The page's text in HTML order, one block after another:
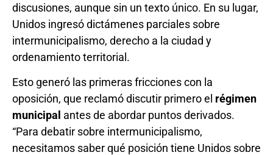
discusiones, aunque sin un texto único. En su lugar,
Unidos ingresó dictámenes parciales sobre
intermunicipalismo, derecho a la ciudad y
ordenamiento territorial.
Esto generó las primeras fricciones con la
oposición, que reclamó discutir primero el régimen
municipal antes de abordar puntos derivados.
“Para debatir sobre intermunicipalismo,
necesitamos saber qué posición tiene Unidos sobre